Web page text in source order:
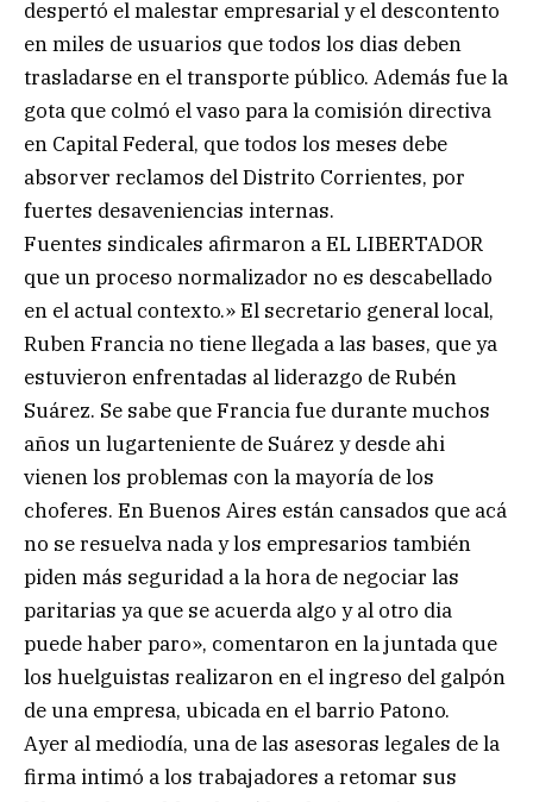
despertó el malestar empresarial y el descontento
en miles de usuarios que todos los dias deben
trasladarse en el transporte público. Además fue la
gota que colmó el vaso para la comisión directiva
en Capital Federal, que todos los meses debe
absorver reclamos del Distrito Corrientes, por
fuertes desaveniencias internas.
Fuentes sindicales afirmaron a EL LIBERTADOR
que un proceso normalizador no es descabellado
en el actual contexto.» El secretario general local,
Ruben Francia no tiene llegada a las bases, que ya
estuvieron enfrentadas al liderazgo de Rubén
Suárez. Se sabe que Francia fue durante muchos
años un lugarteniente de Suárez y desde ahi
vienen los problemas con la mayoría de los
choferes. En Buenos Aires están cansados que acá
no se resuelva nada y los empresarios también
piden más seguridad a la hora de negociar las
paritarias ya que se acuerda algo y al otro dia
puede haber paro», comentaron en la juntada que
los huelguistas realizaron en el ingreso del galpón
de una empresa, ubicada en el barrio Patono.
Ayer al mediodía, una de las asesoras legales de la
firma intimó a los trabajadores a retomar sus